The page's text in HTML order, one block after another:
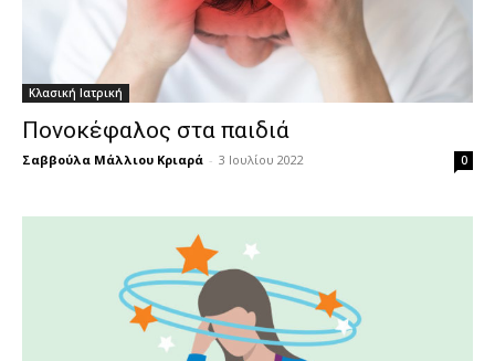
Κλασική Ιατρική
Πονοκέφαλος στα παιδιά
Σαββούλα Μάλλιου Κριαρά - 3 Ιουλίου 2022 0